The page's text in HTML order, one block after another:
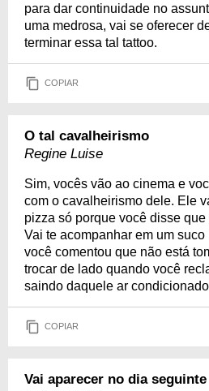
para dar continuidade no
uma medrosa, vai se oferecer
terminar essa tal tattoo.
COPIAR
O tal cavalheirismo
Regine Luise
Sim, vocês vão ao cinema e
com o cavalheirismo dele. Ele
pizza só porque você disse
Vai te acompanhar em um
você comentou que não está
trocar de lado quando você
saindo daquele ar
COPIAR
Vai aparecer no dia seguinte